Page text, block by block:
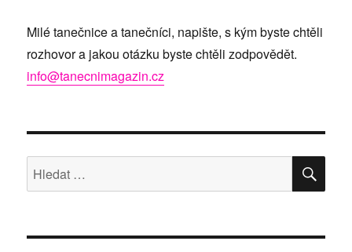
Milé tanečnice a tanečníci, napište, s kým byste chtěli
rozhovor a jakou otázku byste chtěli zodpovědět.
info@tanecnimagazin.cz
Hledat: